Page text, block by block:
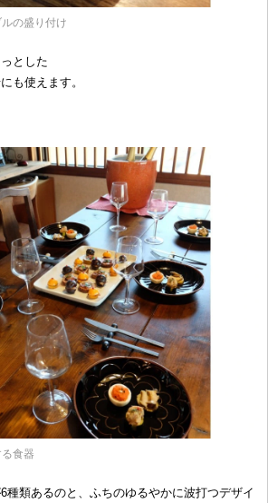
の盛り付け
とした
も使えます。
食器
類あるのと、ふちのゆるやかに波打つデザイ